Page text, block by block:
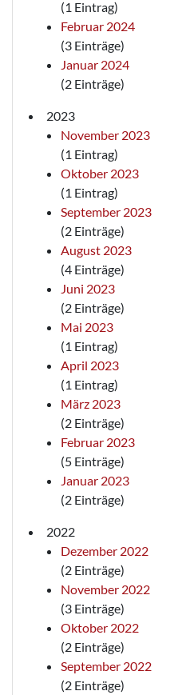
(1 Eintrag)
Februar 2024
(3 Einträge)
Januar 2024
(2 Einträge)
2023
November 2023
(1 Eintrag)
Oktober 2023
(1 Eintrag)
September 2023
(2 Einträge)
August 2023
(4 Einträge)
Juni 2023
(2 Einträge)
Mai 2023
(1 Eintrag)
April 2023
(1 Eintrag)
März 2023
(2 Einträge)
Februar 2023
(5 Einträge)
Januar 2023
(2 Einträge)
2022
Dezember 2022
(2 Einträge)
November 2022
(3 Einträge)
Oktober 2022
(2 Einträge)
September 2022
(2 Einträge)